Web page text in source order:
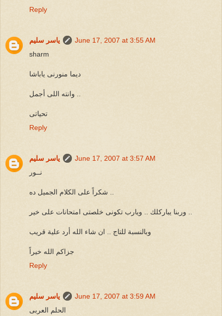
Reply
ياسر سليم
June 17, 2007 at 3:55 AM
sharm
ديما منورنى ياباشا
تحياتى
Reply
ياسر سليم
June 17, 2007 at 3:57 AM
نــور
وبالنسبة للتاج .. ان شاء الله أرد علية قريب
جزاكم الله خيراً
Reply
ياسر سليم
June 17, 2007 at 3:59 AM
الحلم العربى